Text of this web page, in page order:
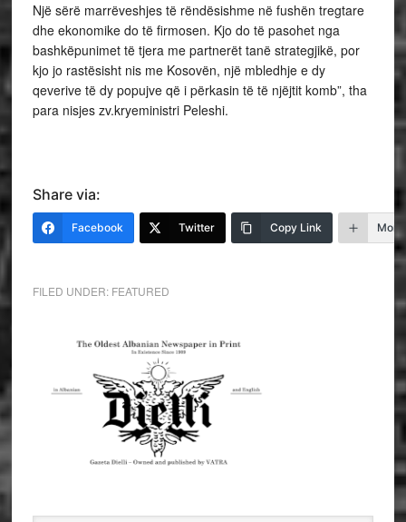
Një sërë marrëveshjes të rëndësishme në fushën tregtare
dhe ekonomike do të firmosen. Kjo do të pasohet nga
bashkëpunimet të tjera me partnerët tanë strategjikë, por
kjo jo rastësisht nis me Kosovën, një mbledhje e dy
qeverive të dy popujve që i përkasin të të njëjtit komb”, tha
para nisjes zv.kryeministri Peleshi.
Share via:
Facebook Twitter Copy Link More
FILED UNDER: FEATURED